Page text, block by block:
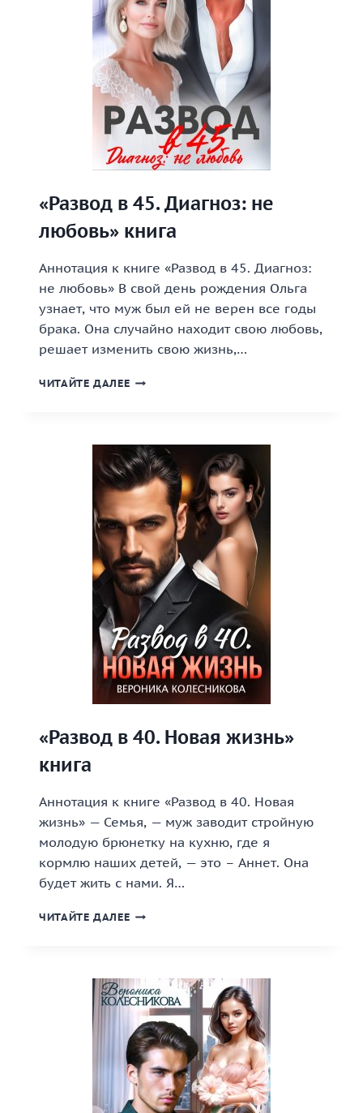
«Развод в 45. Диагноз: не
любовь» книга
Аннотация к книге «Развод в 45. Диагноз:
не любовь» В свой день рождения Ольга
узнает, что муж был ей не верен все годы
брака. Она случайно находит свою любовь,
решает изменить свою жизнь,…
ЧИТАЙТЕ ДАЛЕЕ «РАЗВОД
НЕ
ЛЮБОВЬ»
КНИГА
«Развод в 40. Новая жизнь»
книга
Аннотация к книге «Развод в 40. Новая
жизнь» — Семья, — муж заводит стройную
молодую брюнетку на кухню, где я
кормлю наших детей, — это – Аннет. Она
будет жить с нами. Я…
ЧИТАЙТЕ ДАЛЕЕ «РАЗВОД
ЖИЗНЬ»
КНИГА